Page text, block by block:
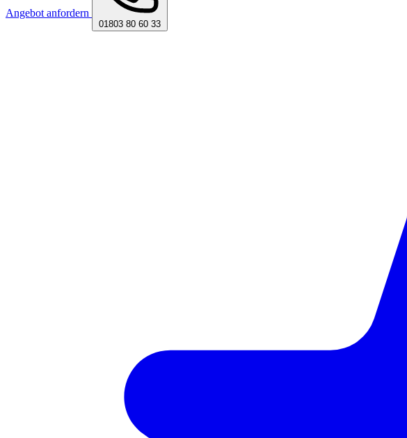
Angebot anfordern
01803 80 60 33